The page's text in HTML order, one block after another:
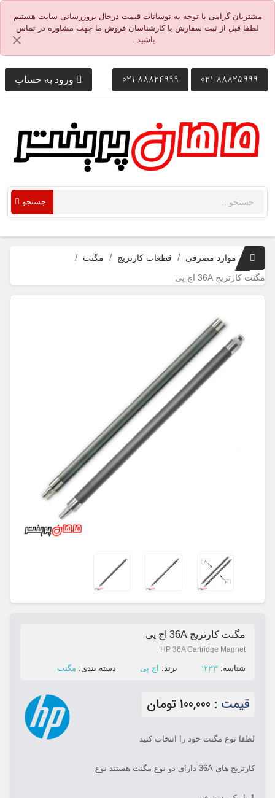
مشتریان گرامی با توجه به نوسانات قیمت درحال بروزرسانی سایت هستیم
لطفا قبل از ثبت سفارش با کارشناسان فروش ما جهت مشاوره در تماس
باشید .
021-88825999
021-88824999 ورود به حساب
جستجو
موارد مصرفی قطعات کارتریج
مگنت
مگنت کارتریج 36A اچ پی
مگنت کارتریج 36A اچ پی
HP 36A Cartridge Magnet
ﺷﻨﺎﺳﻪ: 1233 ﺑﺮﻧﺪ: اچ پی ﺩﺳﺘﻪ ﺑﻨﺪی: مگنت
قیمت : 100,000 تومان
لطفا نوع مگنت خود را انتخاب کنید
کارتریج های 36A دارای دو نوع مگنت هستند نوع